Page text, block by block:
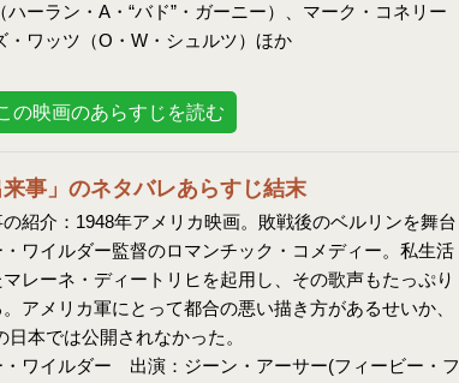
ーラン・A・“バド”・ガーニー）、マーク・コネリー
・ワッツ（O・W・シュルツ）ほか
の映画のあらすじを読む
来事」のネタバレあらすじ結末
紹介：1948年アメリカ映画。敗戦後のベルリンを舞台
ワイルダー監督のロマンチック・コメディー。私生活
レーネ・ディートリヒを起用し、その歌声もたっぷり
アメリカ軍にとって都合の悪い描き方があるせいか、
本では公開されなかった。
・ワイルダー 出演：ジーン・アーサー(フィービー・フ